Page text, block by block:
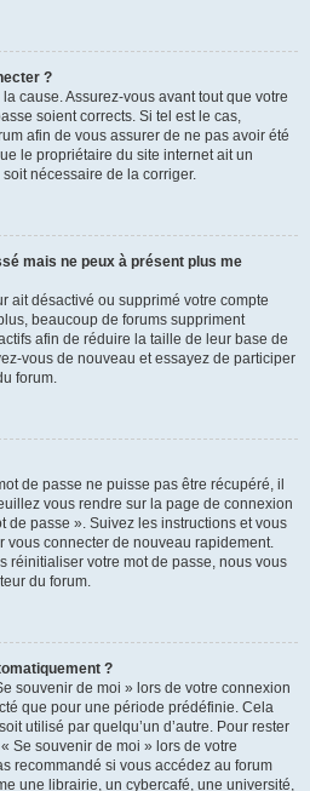
?
cause. Assurez-vous avant tout que votre
soient corrects. Si tel est le cas,
afin de vous assurer de ne pas avoir été
le propriétaire du site internet ait un
nécessaire de la corriger.
mais ne peux à présent plus me
ait désactivé ou supprimé votre compte
beaucoup de forums suppriment
afin de réduire la taille de leur base de
vous de nouveau et essayez de participer
forum.
de passe ne puisse pas être récupéré, il
vous rendre sur la page de connexion
de passe ». Suivez les instructions et vous
vous connecter de nouveau rapidement.
réinitialiser votre mot de passe, nous vous
du forum.
?
souvenir de moi » lors de votre connexion
que pour une période prédéfinie. Cela
utilisé par quelqu’un d’autre. Pour rester
Se souvenir de moi » lors de votre
recommandé si vous accédez au forum
une librairie, un cybercafé, une université,